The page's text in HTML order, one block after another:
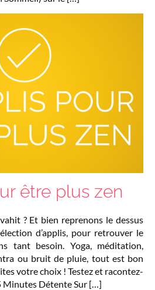
être plus zen
? Et bien reprenons le dessus
d’applis, pour retrouver le
tant besoin. Yoga, méditation,
ou bruit de pluie, tout est bon
votre choix ! Testez et racontez-
Minutes Détente Sur […]